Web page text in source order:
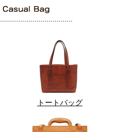
トートバッグ